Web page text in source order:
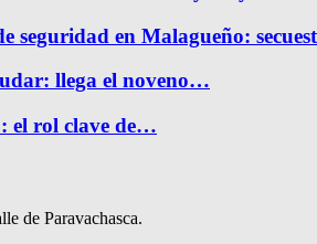
seguridad en Malagueño:
llega el noveno…
el rol clave de…
de Paravachasca.